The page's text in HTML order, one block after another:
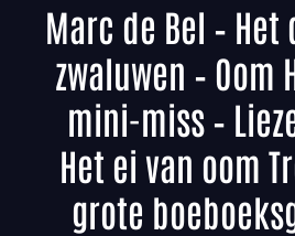
Marc de Bel –
zwaluwen – Oom
mini-miss –
Het ei van oom
grote